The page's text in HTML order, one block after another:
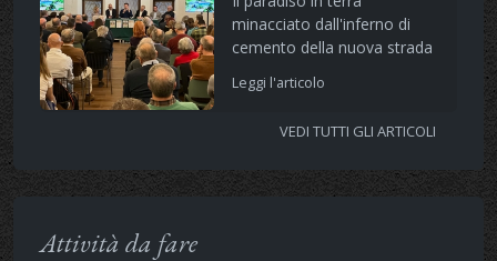
minacciato dall'inferno di
cemento della nuova strada
Leggi l'articolo
VEDI TUTTI GLI ARTICOLI
Attività da fare